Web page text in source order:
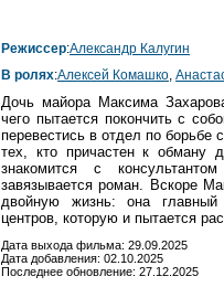
Режиссер:Александр Калугин
В ролях:Алексей Комашко,
Дочь майора Максима
чего пытается покончить с
перевестись в отдел по борьбе
тех, кто причастен к обману
знакомится с
завязывается роман. Вскоре
двойную жизнь: она главный
центров, которую и пытается
Дата выхода фильма: 29.09.2025
Дата добавления: 02.10.2025
Последнее обновление: 27.12.2025